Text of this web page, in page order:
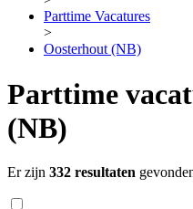
Parttime Vacatures
>
Oosterhout (NB)
Parttime
(NB)
Er zijn 332 resultaten